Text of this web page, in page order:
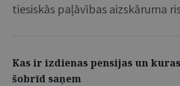
tiesiskās paļāvības aizskāruma
Kas ir izdienas pensijas un
šobrīd saņem